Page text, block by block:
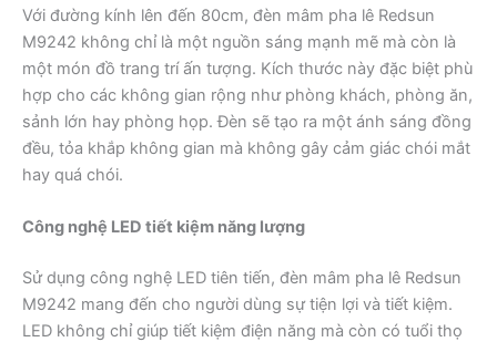
Với đường kính lên đến 80cm, đèn mâm pha lê Redsun
M9242 không chỉ là một nguồn sáng mạnh mẽ mà còn là
một món đồ trang trí ấn tượng. Kích thước này đặc biệt phù
hợp cho các không gian rộng như phòng khách, phòng ăn,
sảnh lớn hay phòng họp. Đèn sẽ tạo ra một ánh sáng đồng
đều, tỏa khắp không gian mà không gây cảm giác chói mắt
hay quá chói.
Công nghệ LED tiết kiệm năng lượng
Sử dụng công nghệ LED tiên tiến, đèn mâm pha lê Redsun
M9242 mang đến cho người dùng sự tiện lợi và tiết kiệm.
LED không chỉ giúp tiết kiệm điện năng mà còn có tuổi thọ